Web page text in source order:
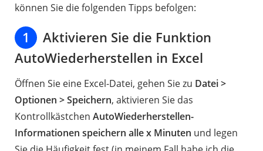
können Sie die folgenden Tipps befolgen:
1
Aktivieren Sie die Funktion
AutoWiederherstellen in Excel
Öffnen Sie eine Excel-Datei, gehen Sie zu Datei >
Optionen > Speichern, aktivieren Sie das
Kontrollkästchen AutoWiederherstellen-
Informationen speichern alle x Minuten und legen